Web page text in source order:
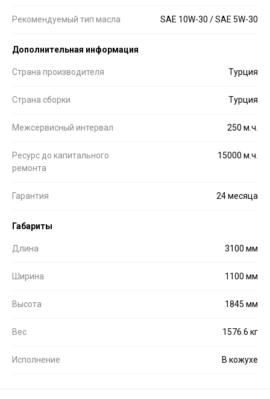
Рекомендуемый тип масла SAE 10W-30 / SAE 5W-30
Дополнительная информация
Страна производителя Турция
Страна сборки Турция
Межсервисный интервал 250 м.ч.
Ресурс до капитального
ремонта
15000 м.ч.
Гарантия 24 месяца
Габариты
Длина 3100 мм
Ширина 1100 мм
Высота 1845 мм
Вес 1576.6 кг
Исполнение В кожухе